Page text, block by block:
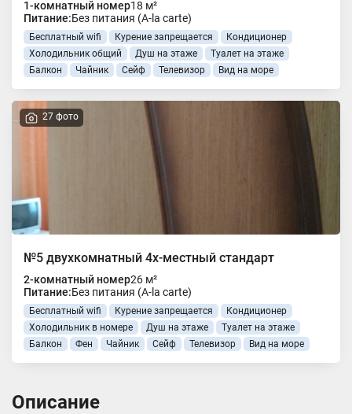
1-комнатный номер18 м²
Питание:Без питания (A-la carte)
Бесплатный wifi Курение запрещается
Кондиционер
Холодильник общий
Душ на этаже
Туалет на этаже
Балкон
Чайник Сейф Телевизор Вид на море
27 фото
№5 двухкомнатный 4х-местный стандарт
2-комнатный номер26 м²
Питание:Без питания (A-la carte)
Бесплатный wifi Курение запрещается
Кондиционер
Холодильник в номере
Душ на этаже
Туалет на этаже
Балкон
Фен Чайник Сейф Телевизор Вид на море
Описание